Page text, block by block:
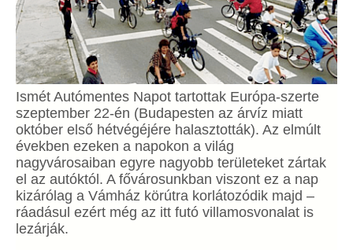
Ismét Autómentes Napot tartottak Európa-szerte
szeptember 22-én (Budapesten az árvíz miatt
október első hétvégéjére halasztották). Az elmúlt
években ezeken a napokon a világ
nagyvárosaiban egyre nagyobb területeket zártak
el az autóktól. A fővárosunkban viszont ez a nap
kizárólag a Vámház körútra korlátozódik majd –
ráadásul ezért még az itt futó villamosvonalat is
lezárják.